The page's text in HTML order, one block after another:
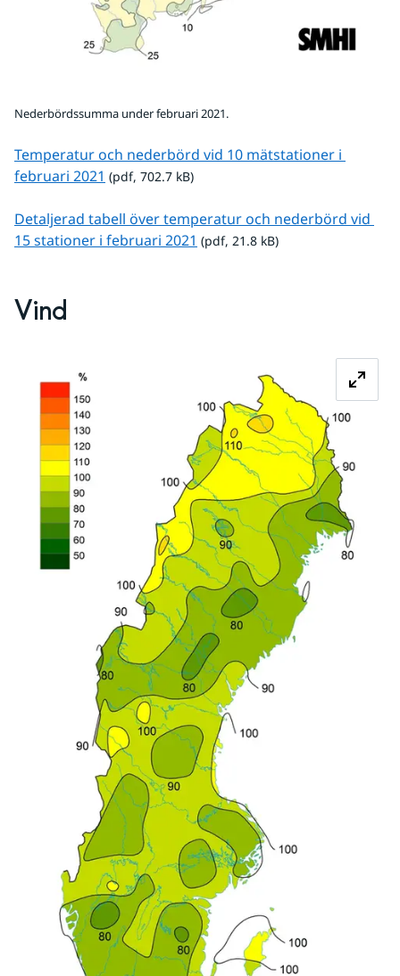
Nederbördssumma under februari 2021.
Temperatur och nederbörd vid 10 mätstationer i
februari 2021 pdf, 702.7 kB.
(pdf, 702.7 kB)
Detaljerad tabell över temperatur och nederbörd vid
15 stationer i februari 2021 pdf, 21.8 kB.
(pdf, 21.8 kB)
Vind